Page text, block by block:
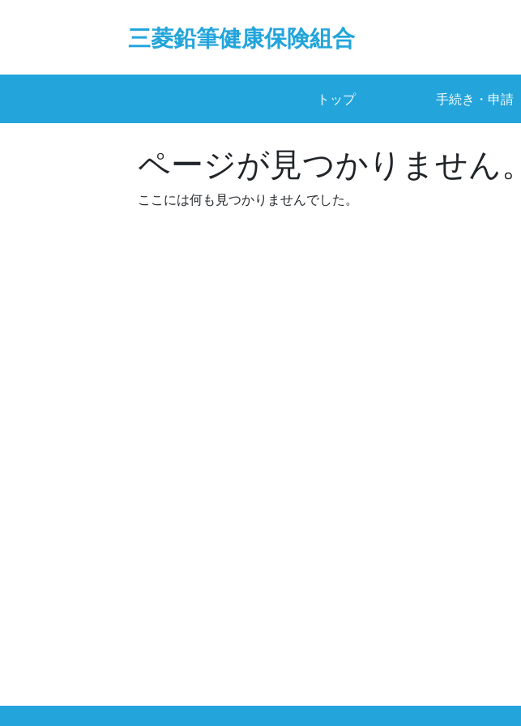
三菱鉛筆健康保険組合
トップ 手続き・申請
ページが見つかりません。
ここには何も見つかりませんでした。